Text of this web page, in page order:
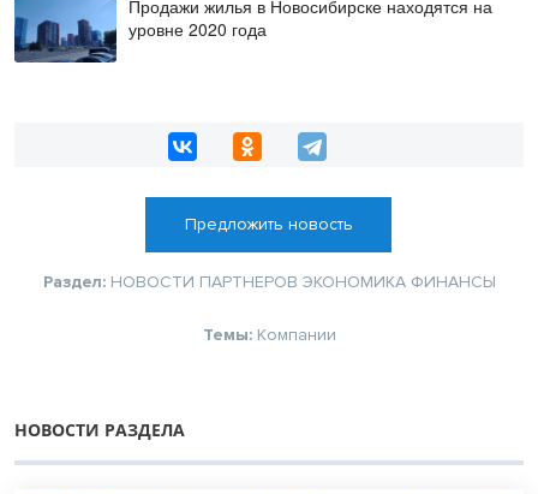
Продажи жилья в Новосибирске находятся на
уровне 2020 года
Предложить новость
Раздел: НОВОСТИ ПАРТНЕРОВ ЭКОНОМИКА ФИНАНСЫ
Темы: Компании
НОВОСТИ РАЗДЕЛА